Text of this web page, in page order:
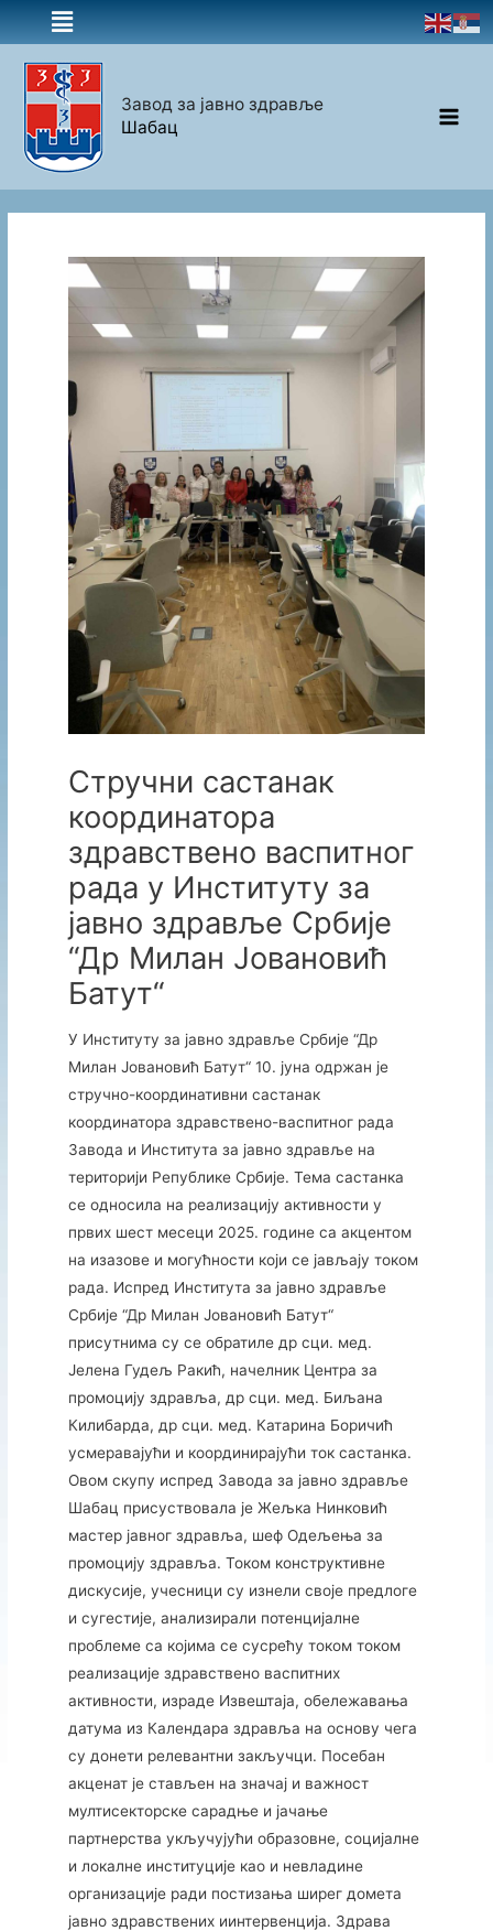
Завод за јавно здравље
Шабац
Стручни састанак
координатора
здравствено васпитног
рада у Институту за
јавно здравље Србије
“Др Милан Јовановић
Батут“
У Институту за јавно здравље Србије “Др
Милан Јовановић Батут“ 10. јуна одржан је
стручно-координативни састанак
координатора здравствено-васпитног рада
Завода и Института за јавно здравље на
територији Републике Србије. Тема састанка
се односила на реализацију активности у
првих шест месеци 2025. године са акцентом
на изазове и могућности који се јављају током
рада. Испред Института за јавно здравље
Србије “Др Милан Јовановић Батут“
присутнима су се обратиле др сци. мед.
Јелена Гудељ Ракић, начелник Центра за
промоцију здравља, др сци. мед. Биљана
Килибарда, др сци. мед. Катарина Боричић
усмеравајући и координирајући ток састанка.
Овом скупу испред Завода за јавно здравље
Шабац присуствовала је Жељка Нинковић
мастер јавног здравља, шеф Одељења за
промоцију здравља. Током конструктивне
дискусије, учесници су изнели своје предлоге
и сугестије, анализирали потенцијалне
проблеме са којима се сусрећу током током
реализације здравствено васпитних
активности, израде Извештаја, обележавања
датума из Календара здравља на основу чега
су донети релевантни закључци. Посебан
акценат је стављен на значај и важност
мултисекторске сарадње и јачање
партнерства укључујући образовне, социјалне
и локалне институције као и невладине
организације ради постизања ширег домета
јавно здравствених иинтервенција. Здрава